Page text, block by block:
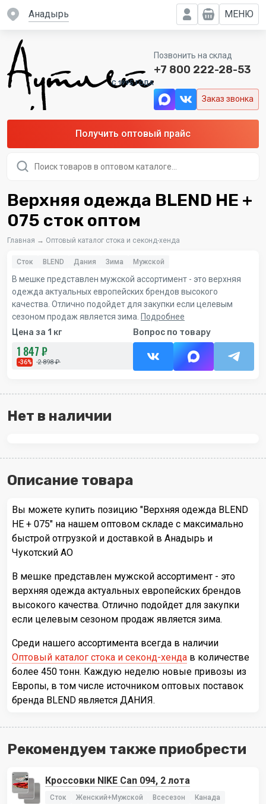
Анадырь МЕНЮ
C 1995 ГОДА
Позвонить на склад
+7 800 222-28-53
Заказ звонка
Получить оптовый прайс
товаров
Верхняя одежда BLEND HE +
075 сток оптом
Главная → Оптовый каталог стока и секонд-хенда
Сток BLEND Дания Зима Мужской
В мешке представлен мужской ассортимент - это верхняя
одежда актуальных европейских брендов высокого
качества. Отлично подойдет для закупки если целевым
сезоном продаж является зима. Подробнее
Цена за 1 кг
1 847 ₽
-36% 2 898 ₽
Вопрос по товару
Нет в наличии
Описание товара
Вы можете купить позицию "Верхняя одежда BLEND
HE + 075" на нашем оптовом складе с максимально
быстрой отгрузкой и доставкой в Анадырь и
Чукотский АО
В мешке представлен мужской ассортимент - это
верхняя одежда актуальных европейских брендов
высокого качества. Отлично подойдет для закупки
если целевым сезоном продаж является зима.
Среди нашего ассортимента всегда в наличии
Оптовый каталог стока и секонд-хенда в количестве
более 450 тонн. Каждую неделю новые привозы из
Европы, в том числе источником оптовых поставок
бренда BLEND является ДАНИЯ.
Рекомендуем также приобрести
Кроссовки NIKE Can 094, 2 лота
Сток Женский+Мужской Всесезон Канада